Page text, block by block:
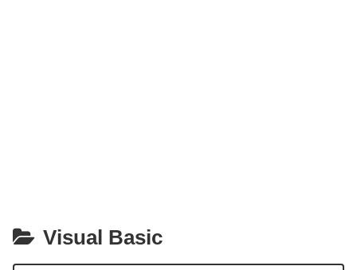
Visual Basic